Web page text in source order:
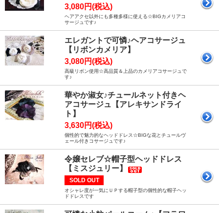
3,080円(税込)
ヘアアクセ以外にも多種多様に使える☆BIGカメリアコ
サージュです♪
エレガントで可憐♪ヘアコサージュ
【リボンカメリア】
3,080円(税込)
高級リボン使用☆高品質＆上品のカメリアコサージュで
す♪
華やか淑女♪チュールネット付きヘ
アコサージュ【アレキサンドライ
ト】
3,630円(税込)
個性的で魅力的なヘッドドレス☆BIGな花とチュールヴ
ェール付きコサージュです♪
令嬢セレブ☆帽子型ヘッドドレス
【ミスジュリー】
SOLD OUT
オシャレ度が一気にＵＰする帽子型の個性的な帽子ヘッ
ドドレスです